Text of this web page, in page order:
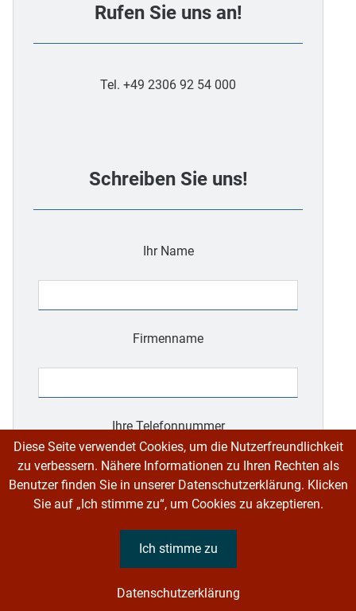
Rufen Sie uns an!
Tel. +49 2306 92 54 000
Schreiben Sie uns!
Ihr Name
Firmenname
Ihre Telefonnummer
Ihre E-Mail-Adresse
Diese Seite verwendet Cookies, um die Nutzerfreundlichkeit
zu verbessern. Nähere Informationen zu Ihren Rechten als
Benutzer finden Sie in unserer Datenschutzerklärung. Klicken
Sie auf „Ich stimme zu“, um Cookies zu akzeptieren.
Ich stimme zu
Datenschutzerklärung